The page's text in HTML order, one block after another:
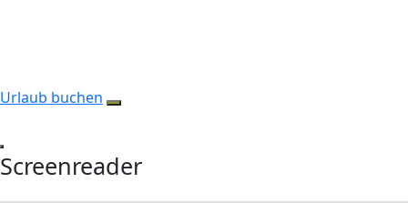
Urlaub buchen
Screenreader